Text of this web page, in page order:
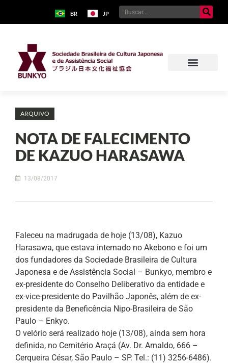
BR JP
ARQUIVO
NOTA DE FALECIMENTO
DE KAZUO HARASAWA
13/08/2017
Faleceu na madrugada de hoje (13/08), Kazuo
Harasawa, que estava internado no Akebono e foi um
dos fundadores da Sociedade Brasileira de Cultura
Japonesa e de Assistência Social – Bunkyo, membro e
ex-presidente do Conselho Deliberativo da entidade e
ex-vice-presidente do Pavilhão Japonês, além de ex-
presidente da Beneficência Nipo-Brasileira de São
Paulo – Enkyo.
O velório será realizado hoje (13/08), ainda sem hora
definida, no Cemitério Araçá (Av. Dr. Arnaldo, 666 –
Cerqueira César, São Paulo – SP. Tel.: (11) 3256-6486).